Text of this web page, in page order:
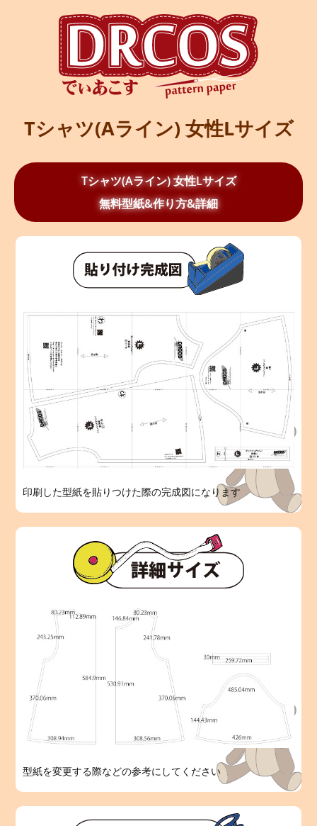
Tシャツ(Aライン) 女性Lサイズ
Tシャツ(Aライン) 女性Lサイズ
無料型紙&作り方&詳細
印刷した型紙を貼りつけた際の完成図になります
型紙を変更する際などの参考にしてください